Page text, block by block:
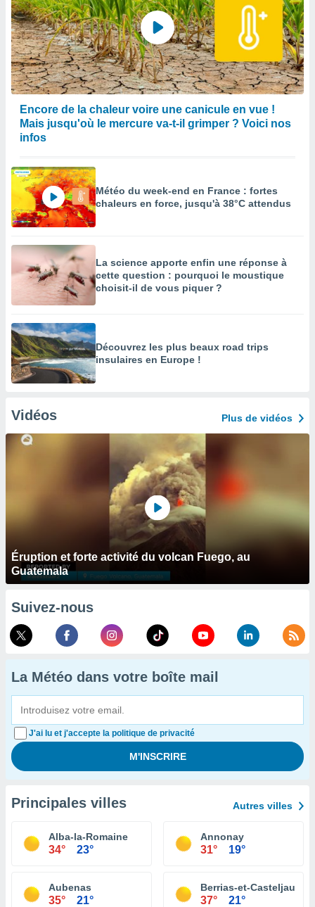
Encore de la chaleur voire une canicule en vue !
Mais jusqu'où le mercure va-t-il grimper ? Voici nos
infos
Météo du week-end en France : fortes
chaleurs en force, jusqu'à 38°C attendus
La science apporte enfin une réponse à
cette question : pourquoi le moustique
choisit-il de vous piquer ?
Découvrez les plus beaux road trips
insulaires en Europe !
Vidéos Plus de vidéos
Éruption et forte activité du volcan Fuego, au
Guatemala
Suivez-nous
La Météo dans votre boîte mail
J'ai lu et j'accepte la politique de privacité
Principales villes Autres villes
Alba-la-Romaine
34° 23°
Annonay
31° 19°
Aubenas
35° 21°
Berrias-et-Casteljau
37° 21°